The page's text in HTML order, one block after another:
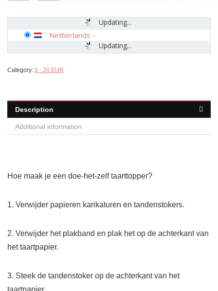
Updating...
Updating...
Netherlands -
Category: 0 - 20 EUR
Description
Additional information
Hoe maak je een doe-het-zelf taarttopper?
1. Verwijder papieren karikaturen en tandenstokers.
2. Verwijder het plakband en plak het op de achterkant van
het taartpapier.
3. Steek de tandenstoker op de achterkant van het